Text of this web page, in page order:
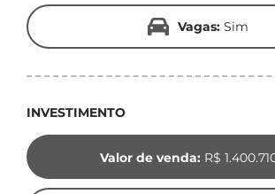
Vagas:Sim
INVESTIMENTO
Valor de venda: R$